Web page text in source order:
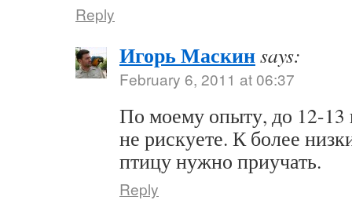
Reply
Игорь Маскинsays:
February 6, 2011 at 06:37
По моему опыту, до 12-13
не рискуете. К более
птицу нужно приучать.
Reply